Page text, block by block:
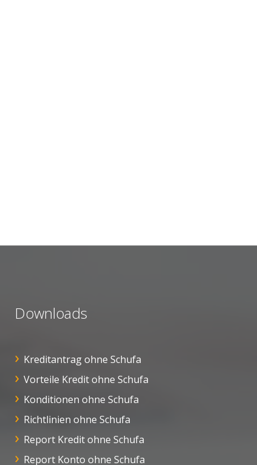
Downloads
Kreditantrag ohne Schufa
Vorteile Kredit ohne Schufa
Konditionen ohne Schufa
Richtlinien ohne Schufa
Report Kredit ohne Schufa
Report Konto ohne Schufa